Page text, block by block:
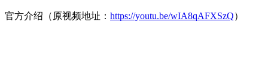
官方介绍（原视频地址： https://youtu.be/wIA8qAFXSzQ）